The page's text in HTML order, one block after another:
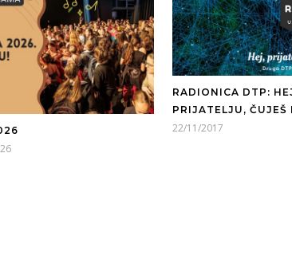
RADIONICA DTP:
PRIJATELJU, ČUJEŠ
22/11/2017